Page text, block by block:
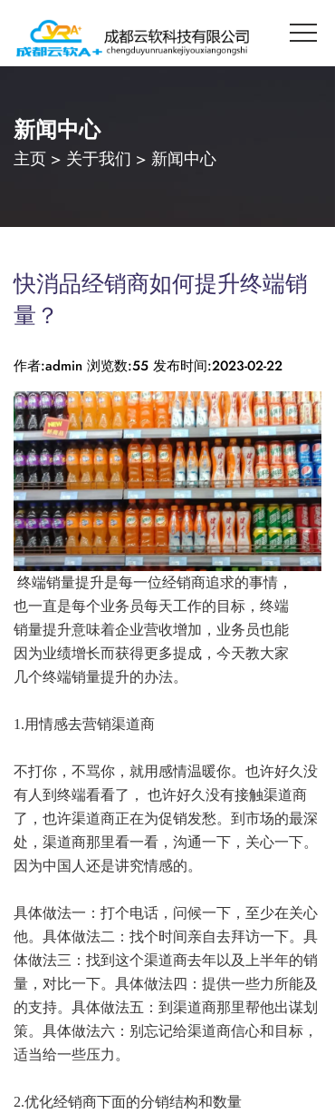
新闻中心
主页 > 关于我们 > 新闻中心
快消品经销商如何提升终端销
量？
作者:admin 浏览数:55 发布时间:2023-02-22
终端销量提升是每一位经销商追求的事情，
也一直是每个业务员每天工作的目标，终端
销量提升意味着企业营收增加，业务员也能
因为业绩增长而获得更多提成，今天教大家
几个终端销量提升的办法。
1.用情感去营销渠道商
不打你，不骂你，就用感情温暖你。也许好久没
有人到终端看看了， 也许好久没有接触渠道商
了，也许渠道商正在为促销发愁。到市场的最深
处，渠道商那里看一看，沟通一下，关心一下。
因为中国人还是讲究情感的。
具体做法一：打个电话，问候一下，至少在关心
他。具体做法二：找个时间亲自去拜访一下。具
体做法三：找到这个渠道商去年以及上半年的销
量，对比一下。具体做法四：提供一些力所能及
的支持。具体做法五：到渠道商那里帮他出谋划
策。具体做法六：别忘记给渠道商信心和目标，
适当给一些压力。
2.优化经销商下面的分销结构和数量